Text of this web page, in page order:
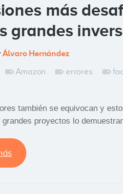
más
grandes
Álvaro Hernández
Amazon errores
también se equivocan y
proyectos lo